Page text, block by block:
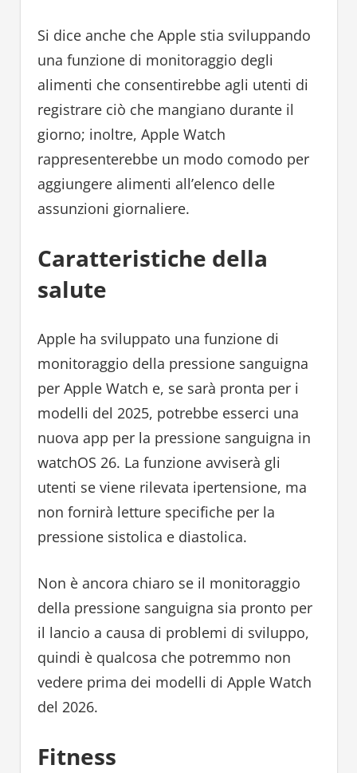
Si dice anche che Apple stia sviluppando
una funzione di monitoraggio degli
alimenti che consentirebbe agli utenti di
registrare ciò che mangiano durante il
giorno; inoltre, Apple Watch
rappresenterebbe un modo comodo per
aggiungere alimenti all’elenco delle
assunzioni giornaliere.
Caratteristiche della
salute
Apple ha sviluppato una funzione di
monitoraggio della pressione sanguigna
per Apple Watch e, se sarà pronta per i
modelli del 2025, potrebbe esserci una
nuova app per la pressione sanguigna in
watchOS 26. La funzione avviserà gli
utenti se viene rilevata ipertensione, ma
non fornirà letture specifiche per la
pressione sistolica e diastolica.
Non è ancora chiaro se il monitoraggio
della pressione sanguigna sia pronto per
il lancio a causa di problemi di sviluppo,
quindi è qualcosa che potremmo non
vedere prima dei modelli di Apple Watch
del 2026.
Fitness